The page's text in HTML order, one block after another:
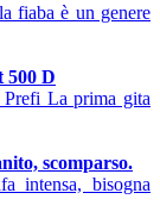
fiaba è un genere
500 D
Prefi La prima gita
scomparso.
intensa, bisogna